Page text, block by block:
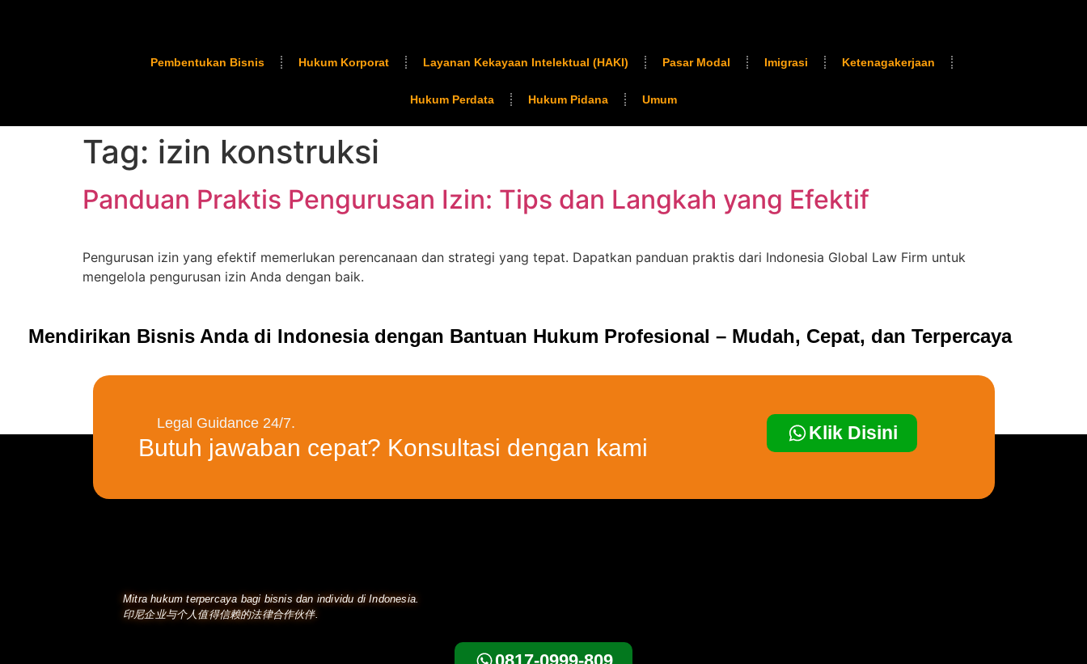
Pembentukan Bisnis Hukum Korporat Layanan Kekayaan Intelektual (HAKI) Pasar Modal Imigrasi Ketenagakerjaan
Hukum Perdata Hukum Pidana Umum
Tag: izin konstruksi
Panduan Praktis Pengurusan Izin: Tips dan Langkah yang Efektif
Pengurusan izin yang efektif memerlukan perencanaan dan strategi yang tepat. Dapatkan panduan praktis dari Indonesia Global Law Firm untuk
mengelola pengurusan izin Anda dengan baik.
Mendirikan Bisnis Anda di Indonesia dengan Bantuan Hukum Profesional – Mudah, Cepat, dan Terpercaya
Legal Guidance 24/7.
Butuh jawaban cepat? Konsultasi dengan kami
Klik Disini
Mitra hukum terpercaya bagi bisnis dan individu di Indonesia.
印尼企业与个人值得信赖的法律合作伙伴.